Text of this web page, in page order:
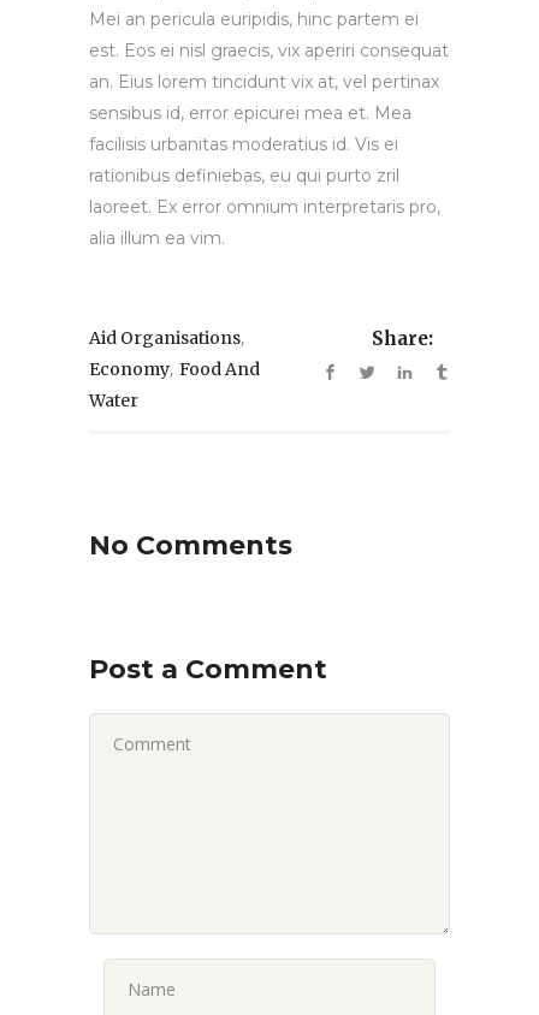
Mei an pericula euripidis, hinc partem ei
est. Eos ei nisl graecis, vix aperiri consequat
an. Eius lorem tincidunt vix at, vel pertinax
sensibus id, error epicurei mea et. Mea
facilisis urbanitas moderatius id. Vis ei
rationibus definiebas, eu qui purto zril
laoreet. Ex error omnium interpretaris pro,
alia illum ea vim.
Aid Organisations,
Economy, Food And
Water
Share:
No Comments
Post a Comment